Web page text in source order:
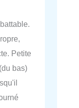
Petite
bas)